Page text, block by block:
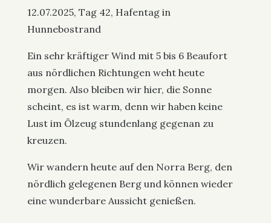
12.07.2025, Tag 42, Hafentag in
Hunnebostrand
Ein sehr kräftiger Wind mit 5 bis 6 Beaufort
aus nördlichen Richtungen weht heute
morgen. Also bleiben wir hier, die Sonne
scheint, es ist warm, denn wir haben keine
Lust im Ölzeug stundenlang gegenan zu
kreuzen.
Wir wandern heute auf den Norra Berg, den
nördlich gelegenen Berg und können wieder
eine wunderbare Aussicht genießen.